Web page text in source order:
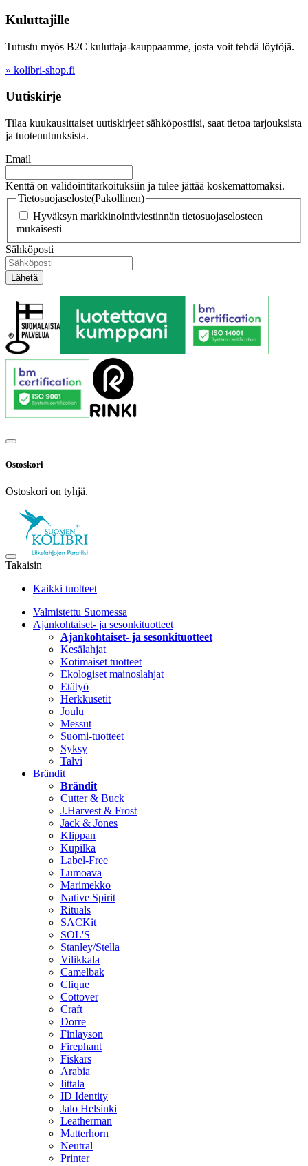
Kuluttajille
Tutustu myös B2C kuluttaja-kauppaamme, josta voit tehdä löytöjä.
» kolibri-shop.fi
Uutiskirje
Tilaa kuukausittaiset uutiskirjeet sähköpostiisi, saat tietoa tarjouksista
ja tuoteuutuuksista.
Email
Kenttä on validointitarkoituksiin ja tulee jättää koskemattomaksi.
Tietosuojaseloste(Pakollinen)
Hyväksyn markkinointiviestinnän tietosuojaselosteen
mukaisesti
Sähköposti
Ostoskori
Ostoskori on tyhjä.
Takaisin
Kaikki tuotteet
Valmistettu Suomessa
Ajankohtaiset- ja sesonkituotteet
Ajankohtaiset- ja sesonkituotteet
Kesälahjat
Kotimaiset tuotteet
Ekologiset mainoslahjat
Etätyö
Herkkusetit
Joulu
Messut
Suomi-tuotteet
Syksy
Talvi
Brändit
Brändit
Cutter & Buck
J.Harvest & Frost
Jack & Jones
Klippan
Kupilka
Label-Free
Lumoava
Marimekko
Native Spirit
Rituals
SACKit
SOL'S
Stanley/Stella
Vilikkala
Camelbak
Clique
Cottover
Craft
Dorre
Finlayson
Firephant
Fiskars
Arabia
Iittala
ID Identity
Jalo Helsinki
Leatherman
Matterhorn
Neutral
Printer